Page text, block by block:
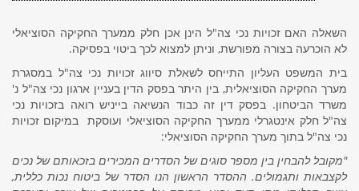
השאלה האם זכויות נכי צה"ל הינן אכן חלק ממערך החקיקה הסוציאלי
לא הוכרעה בצורה מפורשת, וניתן למצוא לכך ביטוי בפסיקה.
בית המשפט העליון התייחס לשאלת סיווג זכויות נכי צה"ל במסגרת
מערך החקיקה הסוציאלית, בין היתר בפסק הדין בעניין ארגון נכי צה"ל נ'
משרד הביטחון. בפסק דין זה כבוד הנשיאה בייניש רואה בזכויות נכי
צה"ל חלק אינטגרלי ממערך החקיקה הסוציאלי ועוסקת במיקום זכויות
נכי צה"ל בתוך מערך החקיקה הסוציאלי:
"מקובל להבחין בין מספר סוגים של הסדרים המכירים בזכאותם של נכים
לקצבאות ותגמולים. ההסדר הראשון הנו הסדר של ביטוח נכות כללית,